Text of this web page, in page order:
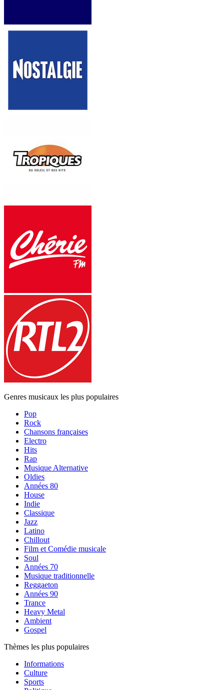
Genres musicaux les plus populaires
Pop
Rock
Chansons françaises
Electro
Hits
Rap
Musique Alternative
Oldies
Années 80
House
Indie
Classique
Jazz
Latino
Chillout
Film et Comédie musicale
Soul
Années 70
Musique traditionnelle
Reggaeton
Années 90
Trance
Heavy Metal
Ambient
Gospel
Thèmes les plus populaires
Informations
Culture
Sports